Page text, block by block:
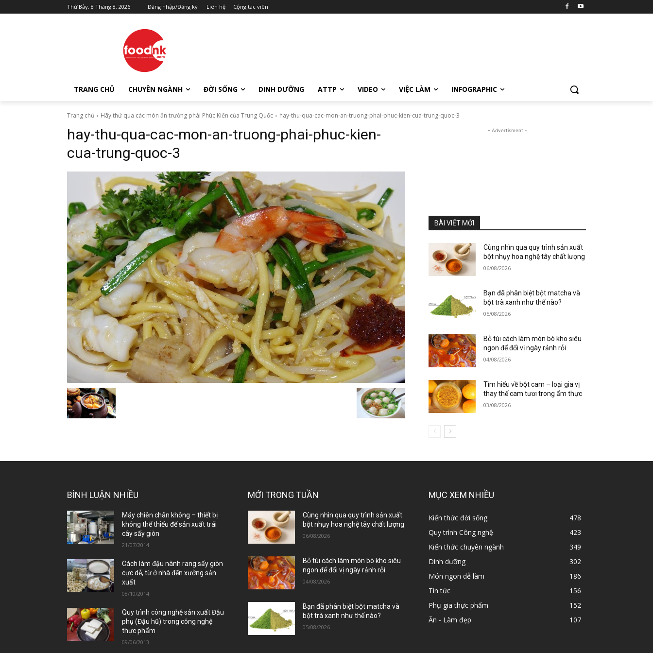
Thứ Bảy, 8 Tháng 8, 2026 Đăng nhập/Đăng ký Liên hệ Cộng tác viên
TRANG CHỦ CHUYÊN NGÀNH ĐỜI SỐNG DINH DƯỠNG ATTP VIDEO VIỆC LÀM INFOGRAPHIC
Trang chủ Hãy thử qua các món ăn trường phái Phúc Kiến của Trung Quốc hay-thu-qua-cac-mon-an-truong-phai-phuc-kien-cua-trung-quoc-3
hay-thu-qua-cac-mon-an-truong-phai-phuc-kien-
cua-trung-quoc-3
- Advertisment -
BÀI VIẾT MỚI
Cùng nhìn qua quy trình sản xuất
bột nhụy hoa nghệ tây chất lượng
06/08/2026
Bạn đã phân biệt bột matcha và
bột trà xanh như thế nào?
05/08/2026
Bỏ túi cách làm món bò kho siêu
ngon để đổi vị ngày rảnh rỗi
04/08/2026
Tìm hiểu về bột cam – loại gia vị
thay thế cam tươi trong ẩm thực
03/08/2026
BÌNH LUẬN NHIỀU
Máy chiên chân không – thiết bị
không thể thiếu để sản xuất trái
cây sấy giòn
21/07/2014
Cách làm đậu nành rang sấy giòn
cực dễ, từ ở nhà đến xưởng sản
xuất
08/10/2014
Quy trình công nghệ sản xuất Đậu
phụ (Đậu hũ) trong công nghệ
thực phẩm
09/06/2013
MỚI TRONG TUẦN
Cùng nhìn qua quy trình sản xuất
bột nhụy hoa nghệ tây chất lượng
06/08/2026
Bỏ túi cách làm món bò kho siêu
ngon để đổi vị ngày rảnh rỗi
04/08/2026
Bạn đã phân biệt bột matcha và
bột trà xanh như thế nào?
05/08/2026
MỤC XEM NHIỀU
Kiến thức đời sống
478
Quy trình Công nghệ
423
Kiến thức chuyên ngành
349
Dinh dưỡng
302
Món ngon dễ làm
186
Tin tức
156
Phụ gia thực phẩm
152
Ăn - Làm đẹp
107